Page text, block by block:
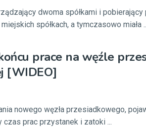
dwoma spółkami i pobierający
spółkach, a tymczasowo miała
prace na węźle
[WIDEO]
nowego węzła przesiadkowego,
czas prac przystanek i zatoki ...